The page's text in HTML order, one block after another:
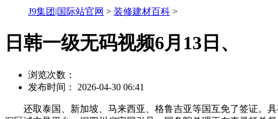
J9集团|国际站官网 > 装修建材百科 >
日韩一级无码视频6月13日、
浏览次数：
发布时间： 2026-04-30 06:41
还取泰国、新加坡、马来西亚、格鲁吉亚等国互免了签证。具